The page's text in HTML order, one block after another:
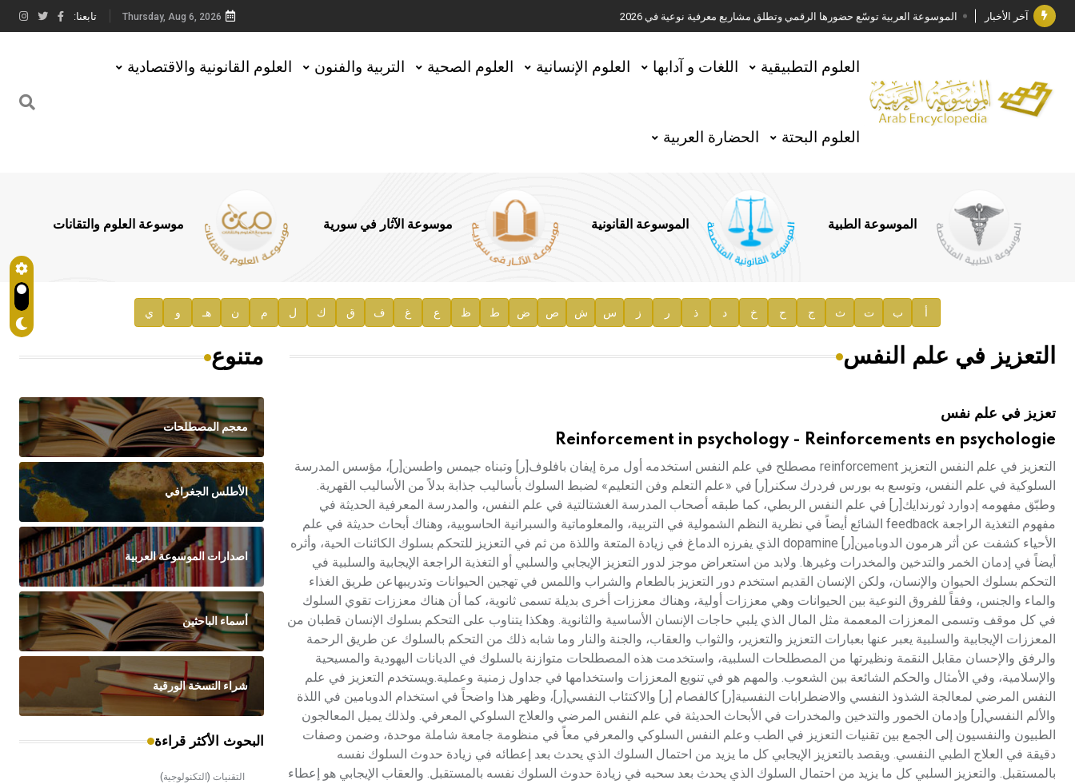
آخر الأخبار الموسوعة العربية توسّع حضورها الرقمي وتطلق مشاريع معرفية نوعية في 2026
جائزة مجمع الملك سلمان العالمي للغة العربية 2025
الأستاذ إياد خالد الطباع مدير عام لهيئة الموسوعة العربية
السيد محمد ياسين صالح وزيرا للثقافة
توصيات مجلس الإدارة
صدور المجلد السابع من موسوعة الآثار في سورية
إعلان..
هيئة الموسوعة العربية تطلق موسوعات جديدة في عام 2026
Thursday, Aug 6, 2026 تابعنا:
العلوم التطبيقية اللغات و آدابها العلوم الإنسانية العلوم الصحية التربية والفنون العلوم القانونية والاقتصادية
العلوم البحتة الحضارة العربية
الموسوعة الطبية الموسوعة القانونية موسوعة الآثار في سورية موسوعة العلوم والتقانات
أ ب ت ث ج ح خ د ذ ر ز س ش ص ض ط ظ ع غ ف ق ك ل م ن هـ و ي
التعزيز في علم النفس
تعزيز في علم نفس
Reinforcement in psychology - Reinforcements en psychologie
التعزيز في علم النفس التعزيز reinforcement مصطلح في علم النفس استخدمه أول مرة إيفان بافلوف[ر] وتبناه جيمس واطسن[ر]، مؤسس المدرسة
السلوكية في علم النفس، وتوسع به بورس فردرك سكنر[ر] في «علم التعلم وفن التعليم» لضبط السلوك بأساليب جذابة بدلاً من الأساليب القهرية.
وطبّق مفهومه إدوارد ثورندايك[ر] في علم النفس الربطي، كما طبقه أصحاب المدرسة الغشتالتية في علم النفس، والمدرسة المعرفية الحديثة في
مفهوم التغذية الراجعة feedback الشائع أيضاً في نظرية النظم الشمولية في التربية، والمعلوماتية والسبرانية الحاسوبية، وهناك أبحاث حديثة في علم
الأحياء كشفت عن أثر هرمون الدوبامين[ر] dopamine الذي يفرزه الدماغ في زيادة المتعة واللذة من ثم في التعزيز للتحكم بسلوك الكائنات الحية، وأثره
أيضاً في إدمان الخمر والتدخين والمخدرات وغيرها. ولابد من استعراض موجز لدور التعزيز الإيجابي والسلبي أو التغذية الراجعة الإيجابية والسلبية في
التحكم بسلوك الحيوان والإنسان، ولكن الإنسان القديم استخدم دور التعزيز بالطعام والشراب واللمس في تهجين الحيوانات وتدريبهاعن طريق الغذاء
والماء والجنس، وفقاً للفروق النوعية بين الحيوانات وهي معززات أولية، وهناك معززات أخرى بديلة تسمى ثانوية، كما أن هناك معززات تقوي السلوك
في كل موقف وتسمى المعززات المعممة مثل المال الذي يلبي حاجات الإنسان الأساسية والثانوية. وهكذا يتناوب على التحكم بسلوك الإنسان قطبان من
المعززات الإيجابية والسلبية يعبر عنها بعبارات التعزيز والتعزير، والثواب والعقاب، والجنة والنار وما شابه ذلك من التحكم بالسلوك عن طريق الرحمة
والرفق والإحسان مقابل النقمة ونظيرتها من المصطلحات السلبية، واستخدمت هذه المصطلحات متوازنة بالسلوك في الديانات اليهودية والمسيحية
والإسلامية، وفي الأمثال والحكم الشائعة بين الشعوب. والمهم هو في تنويع المعززات واستخدامها في جداول زمنية وعملية.ويستخدم التعزيز في علم
النفس المرضي لمعالجة الشذوذ النفسي والاضطرابات النفسية[ر] كالفصام [ر] والاكتئاب النفسي[ر]، وظهر هذا واضحاً في استخدام الدوبامين في اللذة
والألم النفسي[ر] وإدمان الخمور والتدخين والمخدرات في الأبحاث الحديثة في علم النفس المرضي والعلاج السلوكي المعرفي. ولذلك يميل المعالجون
الطبيون والنفسيون إلى الجمع بين تقنيات التعزيز في الطب وعلم النفس السلوكي والمعرفي معاً في منظومة جامعة شاملة موحدة، وضمن وصفات
دقيقة في العلاج الطبي النفسي. ويقصد بالتعزيز الإيجابي كل ما يزيد من احتمال السلوك الذي يحدث بعد إعطائه في زيادة حدوث السلوك نفسه
بالمستقبل. والتعزيز السلبي كل ما يزيد من احتمال السلوك الذي يحدث بعد سحبه في زيادة حدوث السلوك نفسه بالمستقبل. والعقاب الإيجابي هو إعطاء
متنوع
معجم المصطلحات
الأطلس الجغرافي
اصدارات الموسوعة العربية
أسماء الباحثين
شراء النسخة الورقية
البحوث الأكثر قراءة
التقنيات (التكنولوجية)